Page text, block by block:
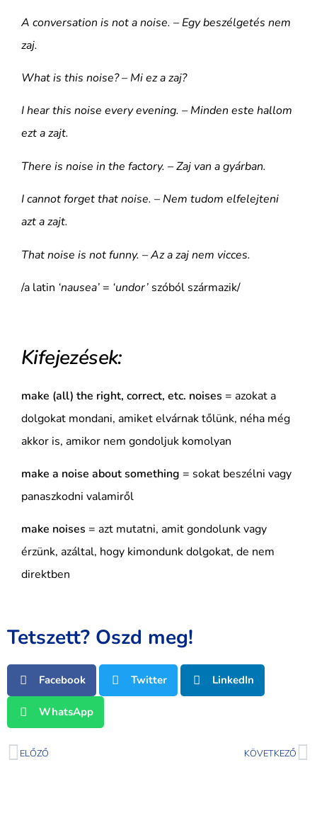
A conversation is not a noise. – Egy beszélgetés nem
zaj.
What is this noise? – Mi ez a zaj?
I hear this noise every evening. – Minden este hallom
ezt a zajt.
There is noise in the factory. – Zaj van a gyárban.
I cannot forget that noise. – Nem tudom elfelejteni
azt a zajt.
That noise is not funny. – Az a zaj nem vicces.
/a latin ‘nausea’ = ‘undor’ szóból származik/
Kifejezések:
make (all) the right, correct, etc. noises = azokat a
dolgokat mondani, amiket elvárnak tőlünk, néha még
akkor is, amikor nem gondoljuk komolyan
make a noise about something = sokat beszélni vagy
panaszkodni valamiről
make noises = azt mutatni, amit gondolunk vagy
érzünk, azáltal, hogy kimondunk dolgokat, de nem
direktben
Tetszett? Oszd meg!
Facebook Twitter LinkedIn
WhatsApp
ELŐZŐ KÖVETKEZŐ